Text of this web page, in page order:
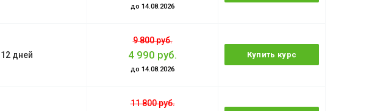
до 14.08.2026
12 дней
9 800 руб.
4 990 руб.
до 14.08.2026
Купить курс
11 800 руб.